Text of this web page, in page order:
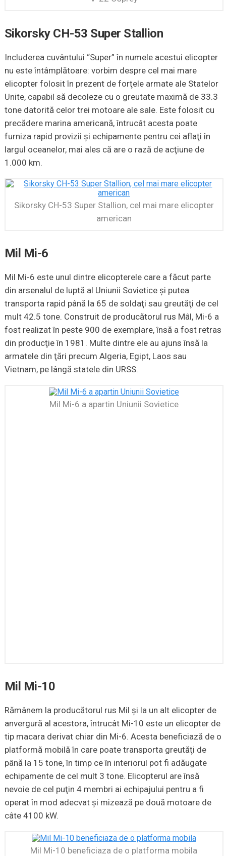
Sikorsky CH-53 Super Stallion
Includerea cuvântului “Super” în numele acestui elicopter
nu este întâmplătoare: vorbim despre cel mai mare
elicopter folosit în prezent de forţele armate ale Statelor
Unite, capabil să decoleze cu o greutate maximă de 33.3
tone datorită celor trei motoare ale sale. Este folosit cu
precădere marina americană, întrucât acesta poate
furniza rapid provizii şi echipamente pentru cei aflaţi în
largul oceanelor, mai ales că are o rază de acţiune de
1.000 km.
Sikorsky CH-53 Super Stallion, cel mai mare elicopter
american
Mil Mi-6
Mil Mi-6 este unul dintre elicopterele care a făcut parte
din arsenalul de luptă al Uniunii Sovietice şi putea
transporta rapid până la 65 de soldaţi sau greutăţi de cel
mult 42.5 tone. Construit de producătorul rus Mâl, Mi-6 a
fost realizat în peste 900 de exemplare, însă a fost retras
din producţie în 1981. Multe dintre ele au ajuns însă la
armatele din ţări precum Algeria, Egipt, Laos sau
Vietnam, pe lângă statele din URSS.
Mil Mi-6 a apartin Uniunii Sovietice
Mil Mi-10
Rămânem la producătorul rus Mil şi la un alt elicopter de
anvergură al acestora, întrucât Mi-10 este un elicopter de
tip macara derivat chiar din Mi-6. Acesta beneficiază de o
platformă mobilă în care poate transporta greutăţi de
până la 15 tone, în timp ce în interiorul pot fi adăugate
echipamente de cel mult 3 tone. Elicopterul are însă
nevoie de cel puţin 4 membri ai echipajului pentru a fi
operat în mod adecvat şi mizează pe două motoare de
câte 4100 kW.
Mil Mi-10 beneficiaza de o platforma mobila